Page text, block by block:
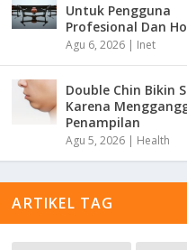
Untuk Pengguna
Profesional Dan
Agu 6, 2026 | Inet
Double Chin Bikin
Karena
Penampilan
Agu 5, 2026 | Health
ARTIKEL TAG